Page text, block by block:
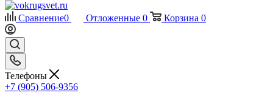
Сравнение0 Отложенные 0 Корзина 0
Телефоны
+7 (905) 506-9356